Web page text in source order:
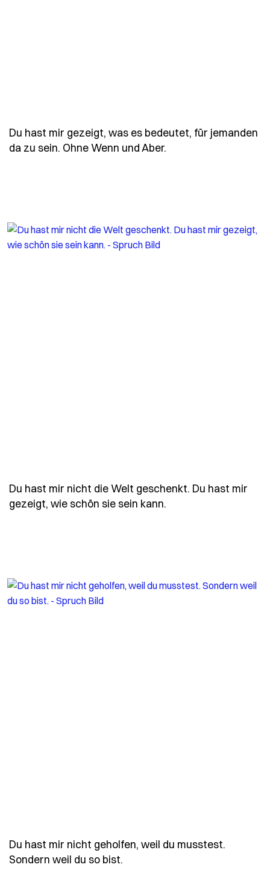
Du hast mir gezeigt, was es bedeutet, für jemanden
da zu sein. Ohne Wenn und Aber.
Du hast mir nicht die Welt geschenkt. Du hast mir
gezeigt, wie schön sie sein kann.
Du hast mir nicht geholfen, weil du musstest.
Sondern weil du so bist.